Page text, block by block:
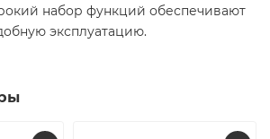
набор функций обеспечивают
эксплуатацию.